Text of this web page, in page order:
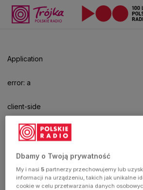
Application
error: a
client-side
exception
has
occurred
aby
odtwarzać.
Dbamy o Twoją prywatność
My i nasi5 partnerzy przechowujemy lub
informacji na urządzeniu, takich jak unikalne
cookie w celu przetwarzania danych